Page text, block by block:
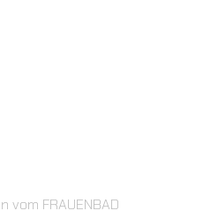
vom FRAUENBAD